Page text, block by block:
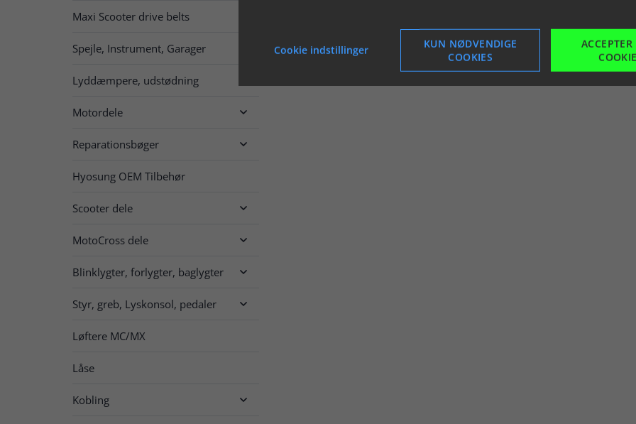
Maxi Scooter drive belts
Spejle, Instrument, Garager
Lyddæmpere, udstødning
Motordele 
Reparationsbøger 
Hyosung OEM Tilbehør
Scooter dele 
MotoCross dele 
Blinklygter, forlygter, baglygter 
Styr, greb, Lyskonsol, pedaler 
Løftere MC/MX
Låse
Kobling 
Cookie indstillinger
KUN NØDVENDIGE
COOKIES